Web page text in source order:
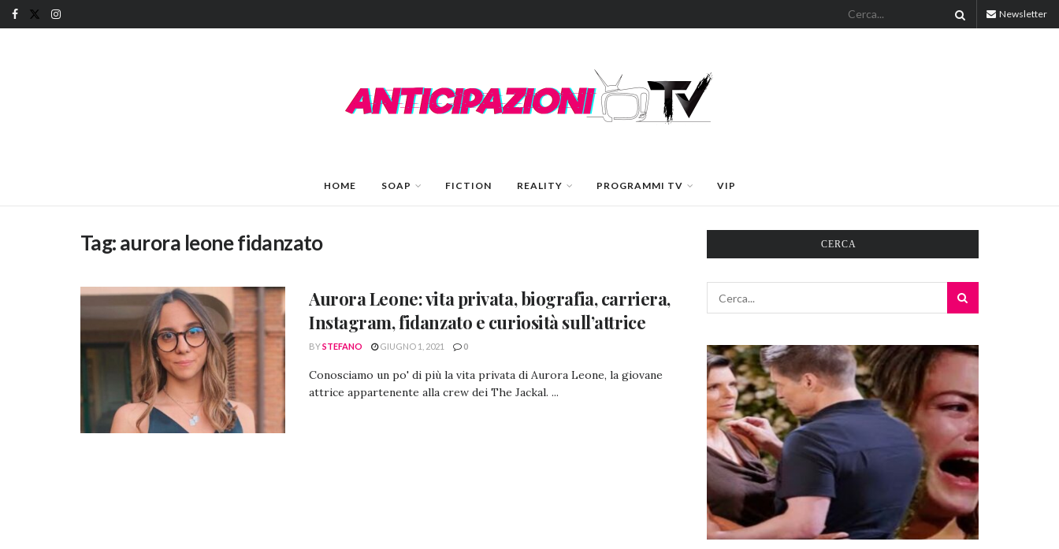
Newsletter
HOME SOAP FICTION REALITY PROGRAMMI TV VIP
Tag:aurora leone fidanzato
Aurora Leone: vita privata, biografia, carriera,
Instagram, fidanzato e curiosità sull’attrice
BYSTEFANO GIUGNO 1, 2021 0
Conosciamo un po' di più la vita privata di Aurora Leone, la giovane
attrice appartenente alla crew dei The Jackal. ...
CERCA